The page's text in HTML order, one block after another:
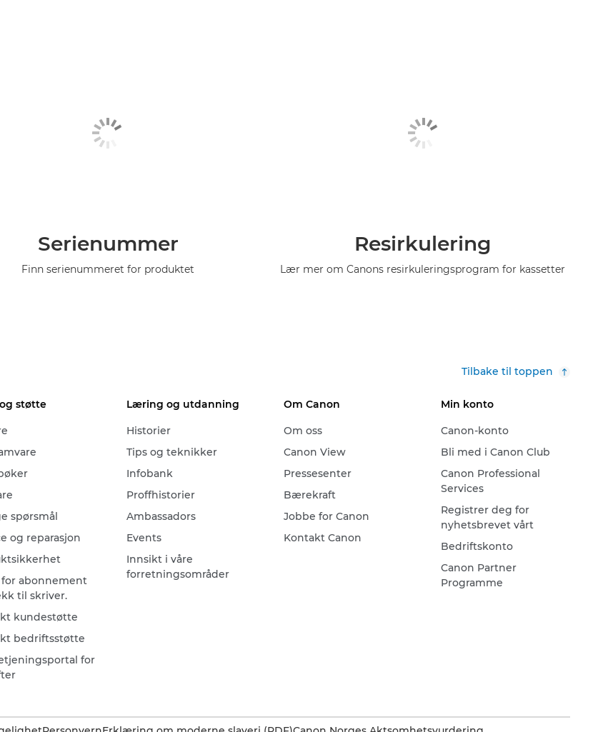
Serienummer
Finn serienummeret for produktet
Resirkulering
Lær mer om Canons resirkuleringsprogram for kassetter
Tilbake til toppen
støtte
spørsmål
og reparasjon
for abonnement
til skriver.
kundestøtte
bedriftsstøtte
for
Læring og utdanning
Historier
Tips og teknikker
Infobank
Proffhistorier
Ambassadors
Events
Innsikt i våre
forretningsområder
Om Canon
Om oss
Canon View
Pressesenter
Bærekraft
Jobbe for Canon
Kontakt Canon
Min konto
Canon-konto
Bli med i Canon Club
Canon Professional
Services
Registrer deg for
nyhetsbrevet vårt
Bedriftskonto
Canon Partner
Programme